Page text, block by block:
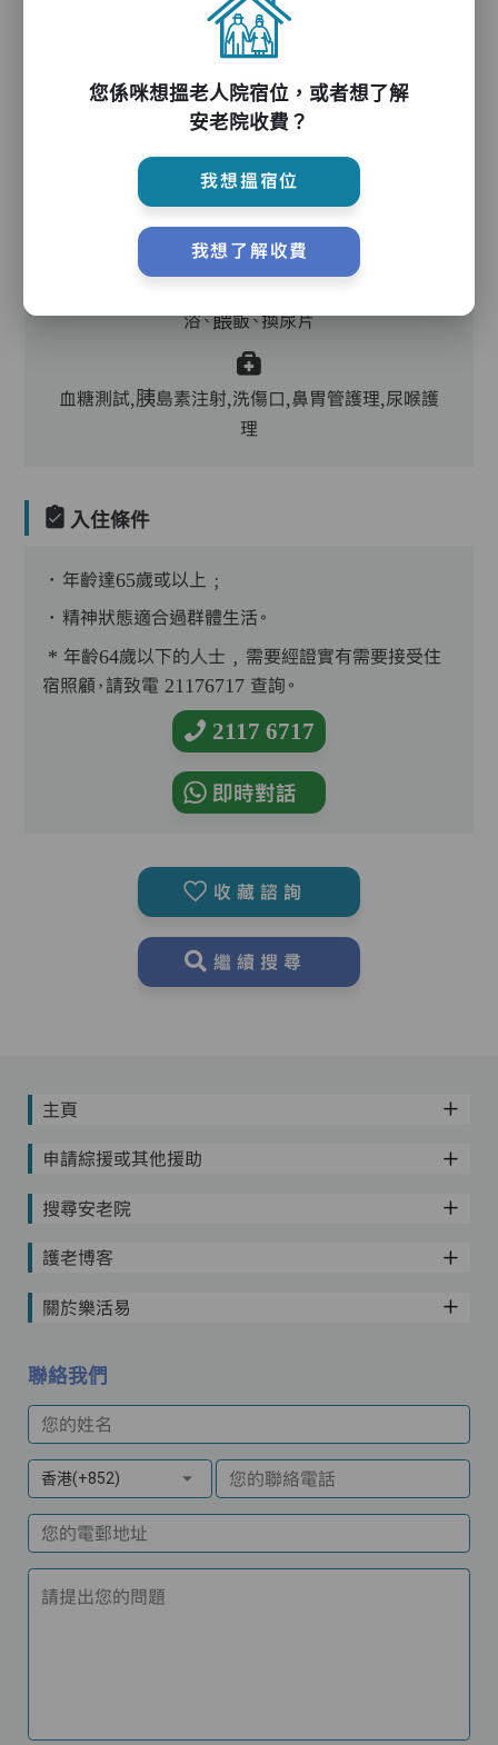
椅
主管,助理員,護理員,保健員,到診醫生
浴、餵飯、換尿片
血糖測試,胰島素注射,洗傷口,鼻胃管護理,尿喉護
理
入住條件
．年齡達65歲或以上﹔
．精神狀態適合過群體生活。
* 年齡64歲以下的人士﹐需要經證實有需要接受住
宿照顧，請致電 21176717 查詢。
2117 6717
即時對話
收藏諮詢
繼續搜尋
主頁
申請綜援或其他援助
搜尋安老院
護老博客
關於樂活易
聯絡我們
您的姓名
香港(+852) 您的聯絡電話
您的電郵地址
請提出您的問題
您係咪想搵老人院宿位，或者想了解
安老院收費？
我想搵宿位
我想了解收費